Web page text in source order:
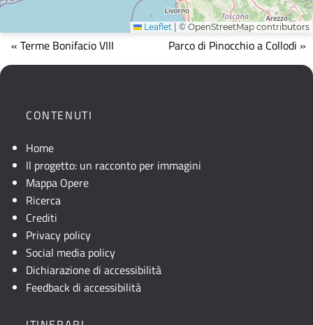
Leaflet | © OpenStreetMap contributors
Mappa
mostra
posizione
dell'opera.
mappa
non
visibile,
consultare
testuale
« Terme Bonifacio VIII Parco di Pinocchio a Collodi »
CONTENUTI
Home
Il progetto: un racconto per immagini
Mappa Opere
Ricerca
Crediti
Privacy policy
Social media policy
Dichiarazione di accessibilità
Feedback di accessibilità